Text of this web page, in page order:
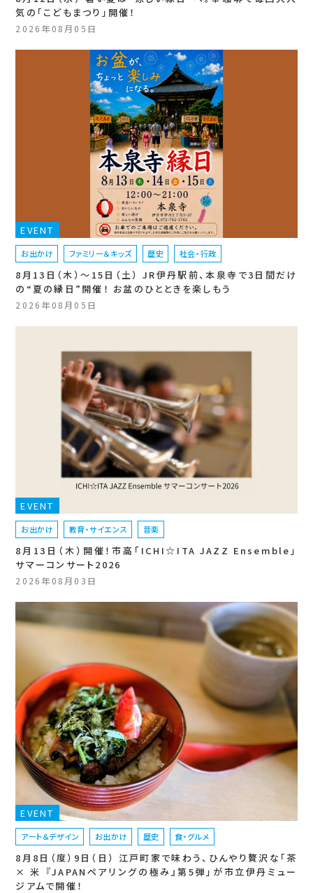
気の「こどもまつり」開催！
2026年08月05日
EVENT
お出かけ ファミリー＆キッズ 歴史 社会・行政
8月13日（木）〜15日（土） JR伊丹駅前、本泉寺で3日間だけ
の“夏の縁日”開催！ お盆のひとときを楽しもう
2026年08月05日
EVENT
お出かけ 教育・サイエンス 音楽
8月13日（木）開催！市高「ICHI☆ITA JAZZ Ensemble」
サマーコンサート2026
2026年08月03日
EVENT
アート＆デザイン お出かけ 歴史 食・グルメ
8月8日（度）9日（日） 江戸町家で味わう、ひんやり贅沢な「茶
× 米 『JAPANペアリングの極み』第5弾」が市立伊丹ミュー
ジアムで開催！